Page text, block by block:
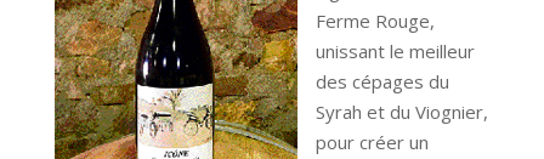
Ferme Rouge,
unissant le meilleur
des cépages du
Syrah et du Viognier,
pour créer un